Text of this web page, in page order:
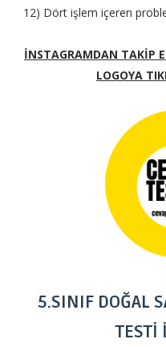
12) Dört işlem içeren
İNSTAGRAMDAN TAKİP
LOGOYA
5.SINIF DOĞAL
TESTİ